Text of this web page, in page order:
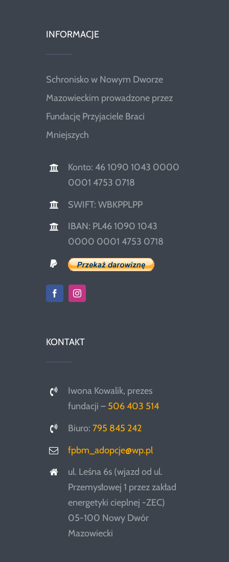
INFORMACJE
Schronisko w Nowym Dworze
Mazowieckim prowadzone przez
Fundację Przyjaciele Braci
Mniejszych
Konto: 46 1090 1043 0000
0001 4753 0718
SWIFT: WBKPPLPP
IBAN: PL46 1090 1043
0000 0001 4753 0718
KONTAKT
Iwona Kowalik, prezes
fundacji – 506 403 514
Biuro:795 845 242
fpbm_adopcje@wp.pl
ul. Leśna 6s (wjazd od ul.
Przemysłowej 1 przez zakład
energetyki cieplnej -ZEC)
05-100 Nowy Dwór
Mazowiecki